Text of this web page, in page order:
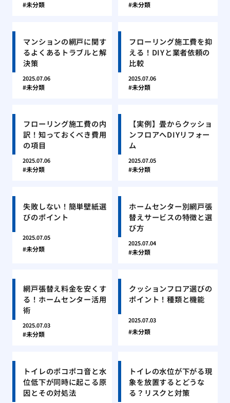
未分類 未分類
マンションの網戸に関す
るよくあるトラブルと解
決策
2025.07.06
未分類
フローリング施工費を抑
える！DIYと業者依頼の
比較
2025.07.06
未分類
フローリング施工費の内
訳！知っておくべき費用
の項目
2025.07.06
未分類
【実例】畳からクッショ
ンフロアへDIYリフォー
ム
2025.07.05
未分類
失敗しない！簡単壁紙選
びのポイント
2025.07.05
未分類
ホームセンター別網戸張
替えサービスの特徴と選
び方
2025.07.04
未分類
網戸張替え料金を安くす
る！ホームセンター活用
術
2025.07.03
未分類
クッションフロア選びの
ポイント！種類と機能
2025.07.03
未分類
トイレのポコポコ音と水
位低下が同時に起こる原
因とその対処法
トイレの水位が下がる現
象を放置するとどうな
る？リスクと対策